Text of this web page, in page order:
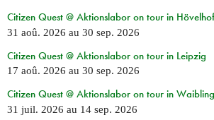
Citizen Quest @ Aktionslabor on tour in Hövelhof
31 aoû. 2026 au 30 sep. 2026
Citizen Quest @ Aktionslabor on tour in Leipzig
17 aoû. 2026 au 30 sep. 2026
Citizen Quest @ Aktionslabor on tour in
31 juil. 2026 au 14 sep. 2026